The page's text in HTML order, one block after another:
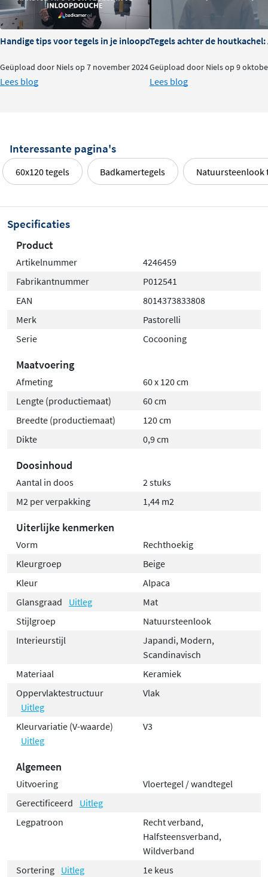
Handige tips voor tegels in je inloopdouche
Geüpload door Niels op 7 november 2024
Lees blog
Tegels achter de
Geüpload door Niels op 9
Lees blog
Interessante pagina's
60x120 tegels Badkamertegels Natuursteenlook
Specificaties
Product
Artikelnummer
4246459
Fabrikantnummer
P012541
EAN
8014373833808
Merk
Pastorelli
Serie
Cocooning
Maatvoering
Afmeting
60 x 120 cm
Lengte (productiemaat)
60 cm
Breedte (productiemaat)
120 cm
Dikte
0,9 cm
Doosinhoud
Aantal in doos
2 stuks
M2 per verpakking
1,44 m2
Uiterlijke kenmerken
Vorm
Rechthoekig
Kleurgroep
Beige
Kleur
Alpaca
Glansgraad
Uitleg
Mat
Stijlgroep
Natuursteenlook
Interieurstijl
Japandi, Modern,
Scandinavisch
Materiaal
Keramiek
Oppervlaktestructuur
Uitleg
Vlak
Kleurvariatie (V-waarde)
Uitleg
V3
Algemeen
Uitvoering
Vloertegel / wandtegel
Gerectificeerd
Uitleg
Legpatroon
Recht verband,
Halfsteensverband,
Wildverband
Sortering Uitleg
1e keus